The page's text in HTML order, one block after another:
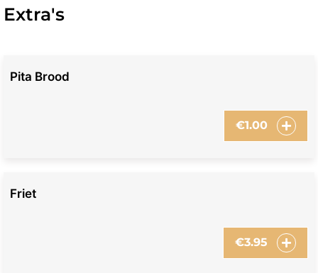
Extra's
Pita Brood
€1.00
Friet
€3.95